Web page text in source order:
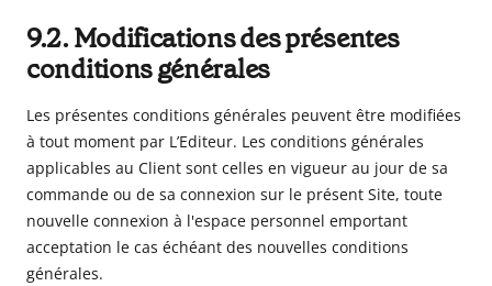
9.2. Modifications des présentes
conditions générales
Les présentes conditions générales peuvent être modifiées
à tout moment par L’Editeur. Les conditions générales
applicables au Client sont celles en vigueur au jour de sa
commande ou de sa connexion sur le présent Site, toute
nouvelle connexion à l'espace personnel emportant
acceptation le cas échéant des nouvelles conditions
générales.